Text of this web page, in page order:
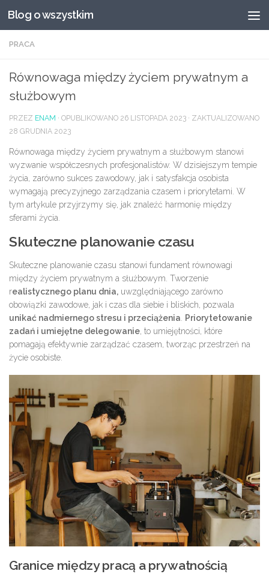
Przeskocz do treści
Blog o wszystkim
PRACA
Równowaga między życiem prywatnym a
służbowym
PRZEZ ENAM · OPUBLIKOWANO 26 LISTOPADA 2023 · ZAKTUALIZOWANO
28 GRUDNIA 2023
Równowaga między życiem prywatnym a służbowym stanowi
wyzwanie współczesnych profesjonalistów. W dzisiejszym tempie
życia, zarówno sukces zawodowy, jak i satysfakcja osobista
wymagają precyzyjnego zarządzania czasem i priorytetami. W
tym artykule przyjrzymy się, jak znaleźć harmonię między
sferami życia.
Skuteczne planowanie czasu
Skuteczne planowanie czasu stanowi fundament równowagi
między życiem prywatnym a służbowym. Tworzenie
realistycznego planu dnia, uwzględniającego zarówno
obowiązki zawodowe, jak i czas dla siebie i bliskich, pozwala
unikać nadmiernego stresu i przeciążenia. Priorytetowanie
zadań i umiejętne delegowanie, to umiejętności, które
pomagają efektywnie zarządzać czasem, tworząc przestrzeń na
życie osobiste.
Granice między pracą a prywatnością